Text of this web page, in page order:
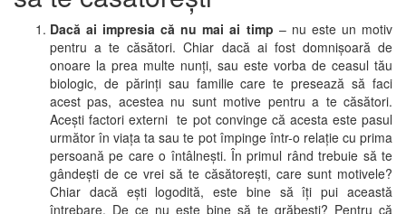
Dacă ai impresia că nu mai ai timp – nu este un motiv
pentru a te căsători. Chiar dacă ai fost domnișoară de
onoare la prea multe nunți, sau este vorba de ceasul tău
biologic, de părinți sau familie care te presează să faci
acest pas, acestea nu sunt motive pentru a te căsători.
Acești factori externi te pot convinge că acesta este pasul
următor în viața ta sau te pot împinge într-o relație cu prima
persoană pe care o întâlnești. În primul rând trebuie să te
gândești de ce vrei să te căsătorești, care sunt motivele?
Chiar dacă ești logodită, este bine să îți pui această
întrebare. De ce nu este bine să te grăbești? Pentru că